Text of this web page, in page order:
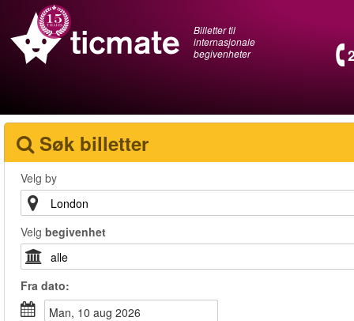
Billetter til
internasjonale
begivenheter
Søk billetter
Velg by
Velg begivenhet
Fra dato:
man, 10 aug 2026